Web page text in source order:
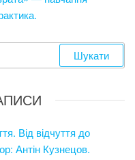
Від відчуття до
Антін Кузнецов.